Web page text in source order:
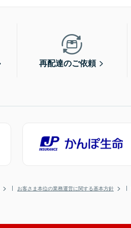
再配達のご依頼
お客さま本位の業務運営に関する基本方針